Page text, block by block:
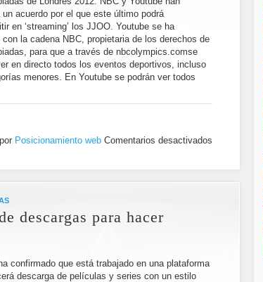
un acuerdo por el que este último podrá
en ‘streaming’ los JJOO. Youtube se ha
con la cadena NBC, propietaria de los derechos de
para que a través de nbcolympics.comse
en directo todos los eventos deportivos, incluso
menores. En Youtube se podrán ver todos
Posicionamiento web Comentarios desactivados
descargas para hacer
confirmado que está trabajado en una plataforma
descarga de películas y series con un estilo